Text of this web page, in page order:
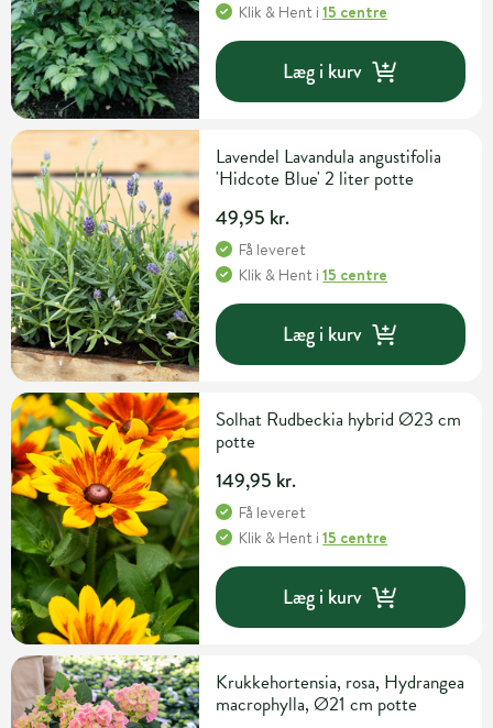
Klik & Hent i15 centre
Læg i kurv
Lavendel Lavandula angustifolia
'Hidcote Blue' 2 liter potte
49,95 kr.
Få leveret
Klik & Hent i15 centre
Læg i kurv
Solhat Rudbeckia hybrid Ø23 cm
potte
149,95 kr.
Få leveret
Klik & Hent i15 centre
Læg i kurv
Krukkehortensia, rosa, Hydrangea
macrophylla, Ø21 cm potte